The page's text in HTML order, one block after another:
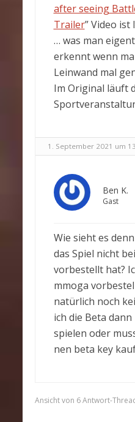
after seeing
Trailer” Video ist
… was man
erkennt wenn
Leinwand mal
Im Original läuft
1. September 2021 um
Ben K.
Gast
Wie sieht es
das Spiel nicht
vorbestellt hat?
mmoga
natürlich noch
ich die Beta
spielen oder
nen beta key
Ansicht von 6 Antwort-